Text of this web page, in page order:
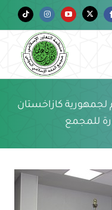
Facebook
Twitter
YouTube
Instagram
Tiktok
لجمهورية كازاخستان
للمجمع